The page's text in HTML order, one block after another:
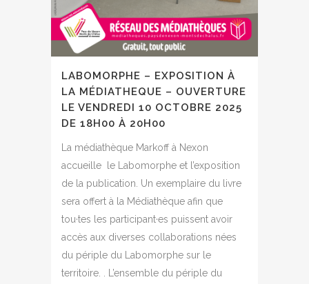
LABOMORPHE – EXPOSITION À
LA MÉDIATHEQUE – OUVERTURE
LE VENDREDI 10 OCTOBRE 2025
DE 18H00 À 20H00
La médiathèque Markoff à Nexon
accueille le Labomorphe et l’exposition
de la publication. Un exemplaire du livre
sera offert à la Médiathèque afin que
tou·tes les participant·es puissent avoir
accès aux diverses collaborations nées
du périple du Labomorphe sur le
territoire. . L’ensemble du périple du